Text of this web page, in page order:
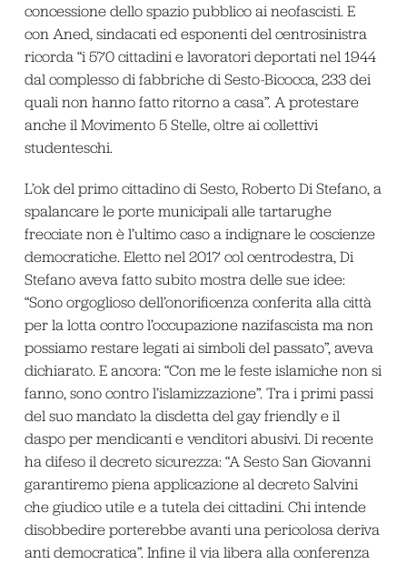
concessione dello spazio pubblico ai neofascisti. E
con Aned, sindacati ed esponenti del centrosinistra
ricorda “i 570 cittadini e lavoratori deportati nel 1944
dal complesso di fabbriche di Sesto-Bicocca, 233 dei
quali non hanno fatto ritorno a casa”. A protestare
anche il Movimento 5 Stelle, oltre ai collettivi
studenteschi.
L’ok del primo cittadino di Sesto, Roberto Di Stefano, a
spalancare le porte municipali alle tartarughe
frecciate non è l’ultimo caso a indignare le coscienze
democratiche. Eletto nel 2017 col centrodestra, Di
Stefano aveva fatto subito mostra delle sue idee:
“Sono orgoglioso dell’onorificenza conferita alla città
per la lotta contro l’occupazione nazifascista ma non
possiamo restare legati ai simboli del passato”, aveva
dichiarato. E ancora: “Con me le feste islamiche non si
fanno, sono contro l’islamizzazione”. Tra i primi passi
del suo mandato la disdetta del gay friendly e il
daspo per mendicanti e venditori abusivi. Di recente
ha difeso il decreto sicurezza: “A Sesto San Giovanni
garantiremo piena applicazione al decreto Salvini
che giudico utile e a tutela dei cittadini. Chi intende
disobbedire porterebbe avanti una pericolosa deriva
anti democratica”. Infine il via libera alla conferenza